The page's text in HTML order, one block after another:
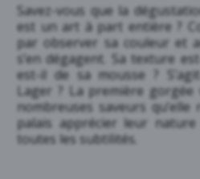
Savez-vous que la
est un art à part entière ?
par observer sa couleur et
s’en dégagent. Sa texture
est-il de sa mousse ?
Lager ? La première
nombreuses saveurs
palais apprécier leur
toutes les subtilités.